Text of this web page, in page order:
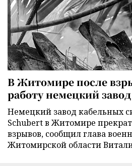
В Житомире после
работу немецкий завод
Немецкий завод кабельных
Schubert в Житомире
взрывов, сообщил глава
Житомирской области